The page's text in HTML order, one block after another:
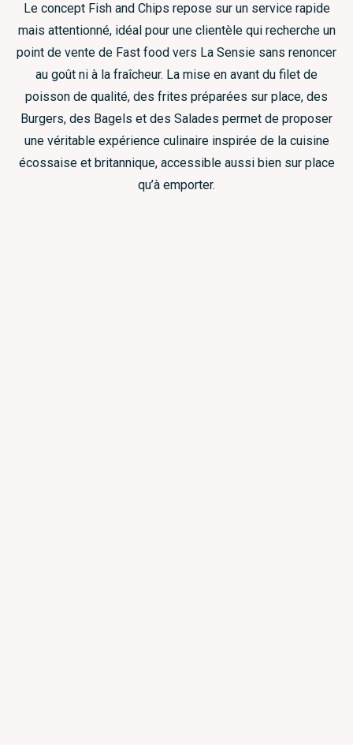
Le concept Fish and Chips repose sur un service rapide
mais attentionné, idéal pour une clientèle qui recherche un
point de vente de Fast food vers La Sensie sans renoncer
au goût ni à la fraîcheur. La mise en avant du filet de
poisson de qualité, des frites préparées sur place, des
Burgers, des Bagels et des Salades permet de proposer
une véritable expérience culinaire inspirée de la cuisine
écossaise et britannique, accessible aussi bien sur place
qu’à emporter.